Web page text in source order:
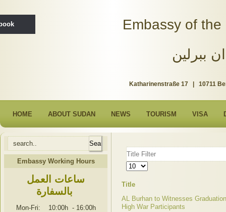
Katharinenstraße 17 | 10711
Embassy of
ببرلين
HOME ABOUT SUDAN NEWS TOURISM VISA
Embassy Working Hours
ساعات العمل
بالسفارة
Mon-Fri: 10:00h - 16:00h
Title
Filter
Display
#
Title
AL Burhan to Witnesses
High War Participants